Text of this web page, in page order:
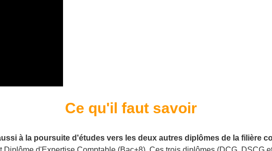
Ce qu'il faut savoir
à la poursuite d'études vers les deux autres diplômes de la filière